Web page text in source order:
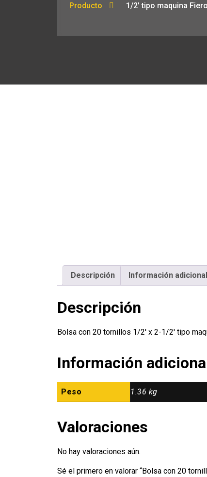
Producto
1/2′ tipo maquina Fiero
Descripción Información adicional
Descripción
Bolsa con 20 tornillos 1/2′ x 2-1/2′ tipo
Información
Peso 1.36 kg
Valoraciones
No hay valoraciones aún.
Sé el primero en valorar “Bolsa con 20